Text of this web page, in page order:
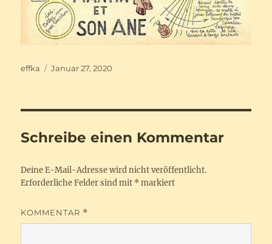
Autor
effka
Veröffentlicht
Januar 27, 2020
Schreibe einen Kommentar
Deine E-Mail-Adresse wird nicht veröffentlicht.
Erforderliche Felder sind mit * markiert
KOMMENTAR *